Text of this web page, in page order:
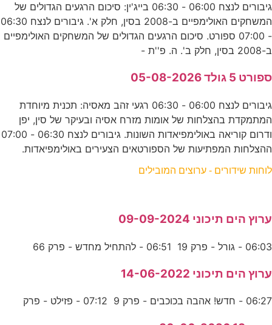
גיבורים לנצח 06:00 - 06:30 בייג'ין: סיכום הרגעים הגדולים של
המשחקים האולימפיים ב-2008 בסין, חלק א'. גיבורים לנצח 06:30
- 07:00 ספורט. סיכום הרגעים הגדולים של המשחקים האולימפיים
ב-2008 בסין, חלק ב'. ה. פ''ת -
ספורט 5 גולד 05-08-2026
גיבורים לנצח 06:00 - 06:30 רגעי זהב מאסיה: תכנית מיוחדת
המתמקדת בהצלחות של אומות מזרח אסיה ובעיקר של סין, יפן
ודרום קוריאה באולימפיאדות השונות. גיבורים לנצח 06:30 - 07:00
ההצלחות המפתיעות של הספורטאים הצעירים באולימפיאדות.
לוחות שידורים - ערוצים המובילים
ערוץ הים תיכוני 09-09-2024
06:03 - גורל - פרק 19 06:51 - להתחיל מחדש - פרק 66
ערוץ הים תיכוני 14-06-2022
06:27 - חדש! אהבה בכוכבים - פרק 9 07:12 - פזילט - פרק